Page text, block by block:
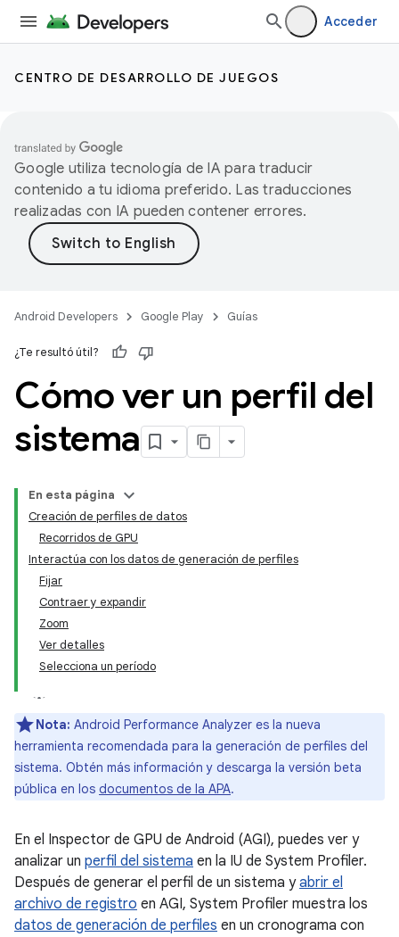
Acceder
CENTRO DE DESARROLLO DE JUEGOS
Google utiliza tecnología de IA para traducir
contenido a tu idioma preferido. Las traducciones
realizadas con IA pueden contener errores.
Android Developers Google Play Guías
¿Te resultó útil?
Cómo ver un perfil del
sistema
En esta página
Creación de perfiles de datos
Recorridos de GPU
Interactúa con los datos de generación de perfiles
Fijar
Contraer y expandir
Zoom
Ver detalles
Selecciona un período
Nota: Android Performance Analyzer es la nueva
herramienta recomendada para la generación de perfiles del
sistema. Obtén más información y descarga la versión beta
pública en los documentos de la APA.
En el Inspector de GPU de Android (AGI), puedes ver y
analizar un perfil del sistema en la IU de System Profiler.
Después de generar el perfil de un sistema yabrir el
archivo de registro en AGI, System Profiler muestra los
datos de generación de perfiles en un cronograma con